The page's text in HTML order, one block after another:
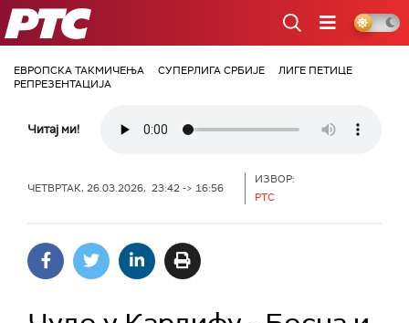
РТС
ЕВРОПСКА ТАКМИЧЕЊА СУПЕРЛИГА СРБИЈЕ
ЛИГЕ ПЕТИЦЕ
РЕПРЕЗЕНТАЦИЈА
Читај ми!
ЧЕТВРТАК, 26.03.2026, 23:42 -> 16:56
ИЗВОР:
РТС